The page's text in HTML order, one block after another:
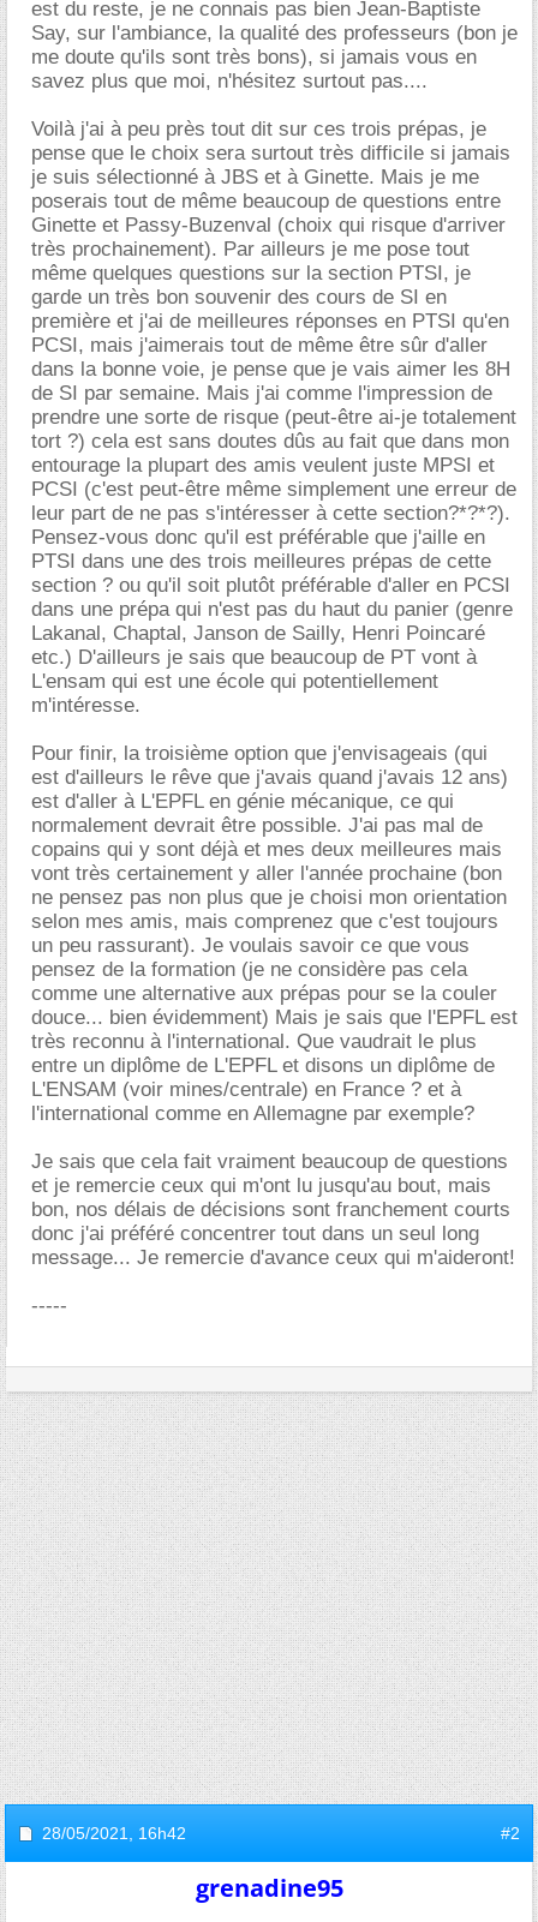
est du reste, je ne connais pas bien Jean-Baptiste
Say, sur l'ambiance, la qualité des professeurs (bon je
me doute qu'ils sont très bons), si jamais vous en
savez plus que moi, n'hésitez surtout pas....
Voilà j'ai à peu près tout dit sur ces trois prépas, je
pense que le choix sera surtout très difficile si jamais
je suis sélectionné à JBS et à Ginette. Mais je me
poserais tout de même beaucoup de questions entre
Ginette et Passy-Buzenval (choix qui risque d'arriver
très prochainement). Par ailleurs je me pose tout
même quelques questions sur la section PTSI, je
garde un très bon souvenir des cours de SI en
première et j'ai de meilleures réponses en PTSI qu'en
PCSI, mais j'aimerais tout de même être sûr d'aller
dans la bonne voie, je pense que je vais aimer les 8H
de SI par semaine. Mais j'ai comme l'impression de
prendre une sorte de risque (peut-être ai-je totalement
tort ?) cela est sans doutes dûs au fait que dans mon
entourage la plupart des amis veulent juste MPSI et
PCSI (c'est peut-être même simplement une erreur de
leur part de ne pas s'intéresser à cette section?*?*?).
Pensez-vous donc qu'il est préférable que j'aille en
PTSI dans une des trois meilleures prépas de cette
section ? ou qu'il soit plutôt préférable d'aller en PCSI
dans une prépa qui n'est pas du haut du panier (genre
Lakanal, Chaptal, Janson de Sailly, Henri Poincaré
etc.) D'ailleurs je sais que beaucoup de PT vont à
L'ensam qui est une école qui potentiellement
m'intéresse.
Pour finir, la troisième option que j'envisageais (qui
est d'ailleurs le rêve que j'avais quand j'avais 12 ans)
est d'aller à L'EPFL en génie mécanique, ce qui
normalement devrait être possible. J'ai pas mal de
copains qui y sont déjà et mes deux meilleures mais
vont très certainement y aller l'année prochaine (bon
ne pensez pas non plus que je choisi mon orientation
selon mes amis, mais comprenez que c'est toujours
un peu rassurant). Je voulais savoir ce que vous
pensez de la formation (je ne considère pas cela
comme une alternative aux prépas pour se la couler
douce... bien évidemment) Mais je sais que l'EPFL est
très reconnu à l'international. Que vaudrait le plus
entre un diplôme de L'EPFL et disons un diplôme de
L'ENSAM (voir mines/centrale) en France ? et à
l'international comme en Allemagne par exemple?
Je sais que cela fait vraiment beaucoup de questions
et je remercie ceux qui m'ont lu jusqu'au bout, mais
bon, nos délais de décisions sont franchement courts
donc j'ai préféré concentrer tout dans un seul long
message... Je remercie d'avance ceux qui m'aideront!
-----
28/05/2021, 16h42 #2
grenadine95